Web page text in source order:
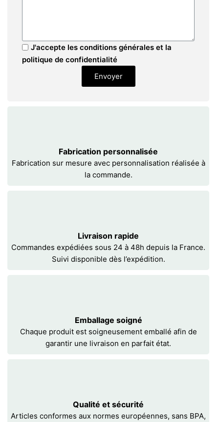
J'accepte les conditions générales et la
politique de confidentialité
Envoyer
Fabrication personnalisée
Fabrication sur mesure avec personnalisation réalisée à
la commande.
Livraison rapide
Commandes expédiées sous 24 à 48h depuis la France.
Suivi disponible dès l’expédition.
Emballage soigné
Chaque produit est soigneusement emballé afin de
garantir une livraison en parfait état.
Qualité et sécurité
Articles conformes aux normes européennes, sans BPA,